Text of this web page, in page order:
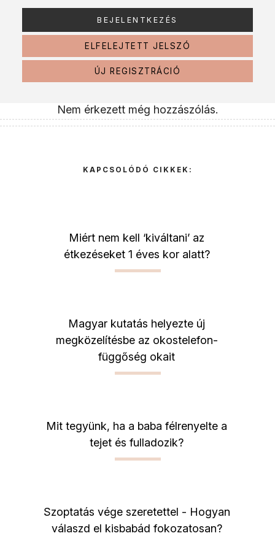
ELFELEJTETT JELSZÓ
ÚJ REGISZTRÁCIÓ
Nem érkezett még hozzászólás.
KAPCSOLÓDÓ CIKKEK:
Miért nem kell ‘kiváltani’ az
étkezéseket 1 éves kor alatt?
Magyar kutatás helyezte új
megközelítésbe az okostelefon-
függőség okait
Mit tegyünk, ha a baba félrenyelte a
tejet és fulladozik?
Szoptatás vége szeretettel - Hogyan
válaszd el kisbabád fokozatosan?